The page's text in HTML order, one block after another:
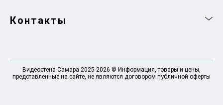
Контакты
Видеостена Самара 2025-2026 © Информация, товары и цены,
представленные на сайте, не являются договором публичной оферты